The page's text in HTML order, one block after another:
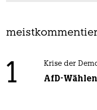
1 Krise der
AfD-